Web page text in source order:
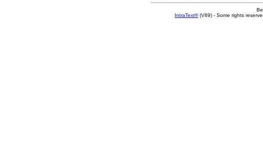
IntraText®(V89) - Some rights